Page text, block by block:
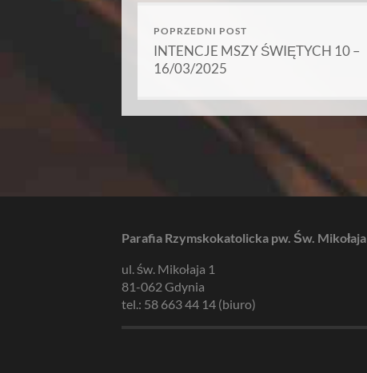
POPRZEDNI POST
INTENCJE MSZY ŚWIĘTYCH 10 –
16/03/2025
Parafia Rzymskokatolicka pw. Św. Mikołaja
ul. św. Mikołaja 1
81-062 Gdynia
tel.: 58 663 44 14 (biuro)